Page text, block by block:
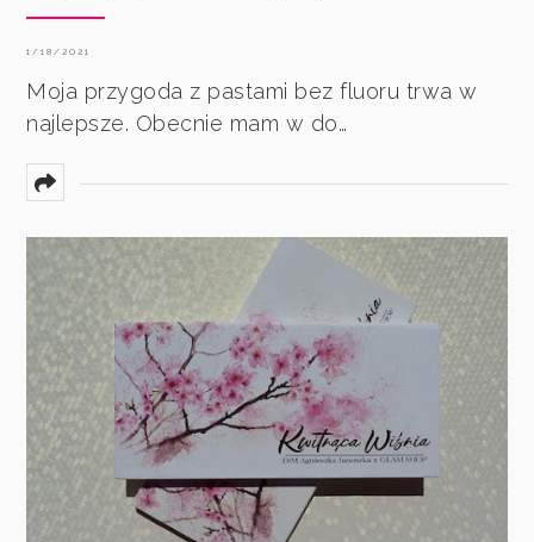
1/18/2021
Moja przygoda z pastami bez fluoru trwa w
najlepsze. Obecnie mam w do…